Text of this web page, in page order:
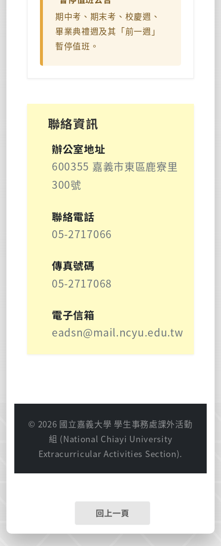
期中考、期末考、校慶週、
畢業典禮週及其「前一週」
暫停值班。
聯絡資訊
辦公室地址
600355 嘉義市東區鹿寮里
300號
聯絡電話
05-2717066
傳真號碼
05-2717068
電子信箱
eadsn@mail.ncyu.edu.tw
© 2026 國立嘉義大學 學生事務處課外活動
組 (National Chiayi University
Extracurricular Activities Section).
回上一頁